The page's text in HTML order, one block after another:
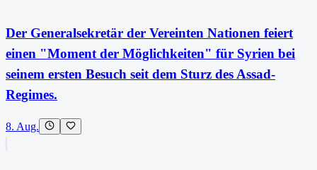
Der Generalsekretär der Vereinten Nationen feiert
einen "Moment der Möglichkeiten" für Syrien bei
seinem ersten Besuch seit dem Sturz des Assad-
Regimes.
8. Aug.